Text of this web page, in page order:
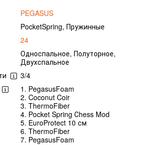
PEGASUS
PocketSpring, Пружинные
24
Односпальное, Полуторное,
Двухспальное
3/4
1. PegasusFoam
2. Coconut Coir
3. ThermoFiber
4. Pocket Spring Сhess Mod
5. EuroProtect 10 см
6. ThermoFiber
7. PegasusFoam